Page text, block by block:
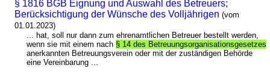
§ 1816 BGB Eignung und Auswahl des Betreuers;
Berücksichtigung der Wünsche des Volljährigen (vom
01.01.2023)
... hat, soll nur dann zum ehrenamtlichen Betreuer bestellt werden,
wenn sie mit einem nach § 14 des Betreuungsorganisationsgesetzes
anerkannten Betreuungsverein oder mit der zuständigen Behörde
eine Vereinbarung ...